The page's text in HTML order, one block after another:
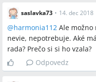
saslavka73 • 14. dec 2018
@harmonia112 Ale možno
nevie, nepotrebuje. Aké
rada? Prečo si si ho vzala?
Odpovedz